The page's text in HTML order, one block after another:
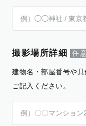
撮影場所詳細
建物名・部屋番号や
ご記入ください。